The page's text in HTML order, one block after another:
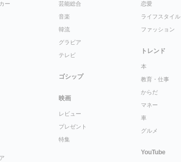
ー 芸能総合
音楽
韓流
グラビア
テレビ
ゴシップ
映画
レビュー
プレゼント
特集
恋愛
ライフスタイル
ファッション
トレンド
本
教育・仕事
からだ
マネー
車
グルメ
YouTube